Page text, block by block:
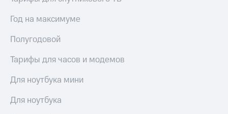
Год на максимуме
Полугодовой
Тарифы для часов и модемов
Для ноутбука мини
Для ноутбука